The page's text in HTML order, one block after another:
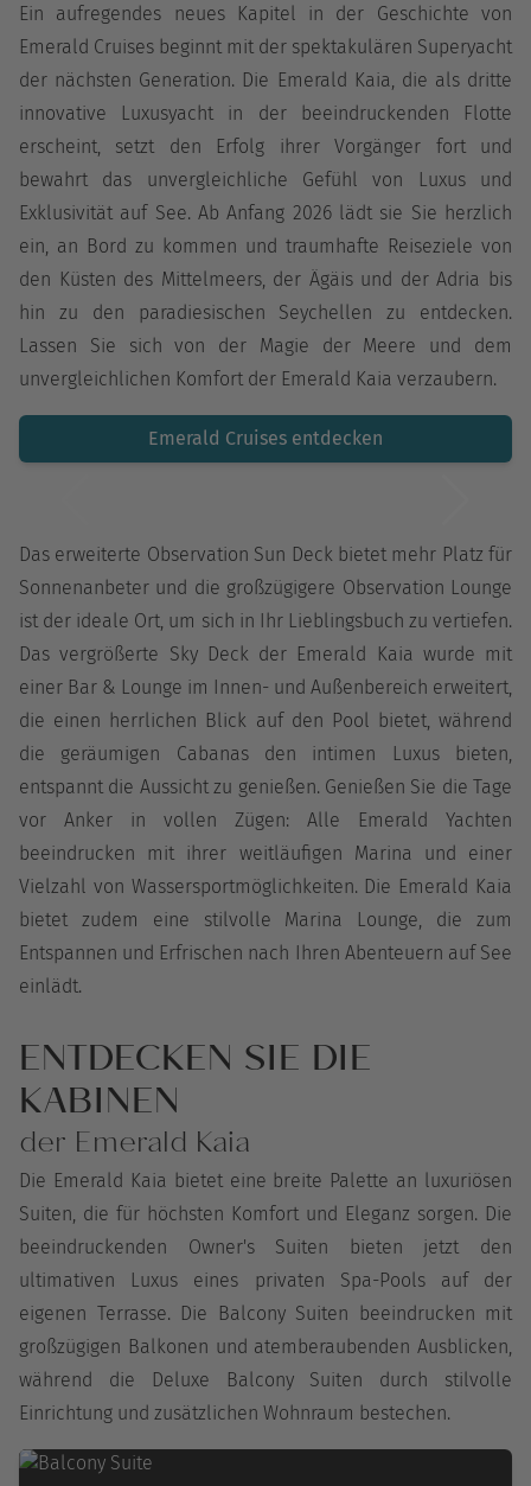
Ein aufregendes neues Kapitel in der Geschichte von
Emerald Cruises beginnt mit der spektakulären Superyacht
der nächsten Generation. Die Emerald Kaia, die als dritte
innovative Luxusyacht in der beeindruckenden Flotte
erscheint, setzt den Erfolg ihrer Vorgänger fort und
bewahrt das unvergleichliche Gefühl von Luxus und
Exklusivität auf See. Ab Anfang 2026 lädt sie Sie herzlich
ein, an Bord zu kommen und traumhafte Reiseziele von
den Küsten des Mittelmeers, der Ägäis und der Adria bis
hin zu den paradiesischen Seychellen zu entdecken.
Lassen Sie sich von der Magie der Meere und dem
unvergleichlichen Komfort der Emerald Kaia verzaubern.
Emerald Cruises entdecken
Das erweiterte Observation Sun Deck bietet mehr Platz für
Sonnenanbeter und die großzügigere Observation Lounge
ist der ideale Ort, um sich in Ihr Lieblingsbuch zu vertiefen.
Das vergrößerte Sky Deck der Emerald Kaia wurde mit
einer Bar & Lounge im Innen- und Außenbereich erweitert,
die einen herrlichen Blick auf den Pool bietet, während
die geräumigen Cabanas den intimen Luxus bieten,
entspannt die Aussicht zu genießen. Genießen Sie die Tage
vor Anker in vollen Zügen: Alle Emerald Yachten
beeindrucken mit ihrer weitläufigen Marina und einer
Vielzahl von Wassersportmöglichkeiten. Die Emerald Kaia
bietet zudem eine stilvolle Marina Lounge, die zum
Entspannen und Erfrischen nach Ihren Abenteuern auf See
einlädt.
ENTDECKEN SIE DIE
KABINEN
der Emerald Kaia
Die Emerald Kaia bietet eine breite Palette an luxuriösen
Suiten, die für höchsten Komfort und Eleganz sorgen. Die
beeindruckenden Owner's Suiten bieten jetzt den
ultimativen Luxus eines privaten Spa-Pools auf der
eigenen Terrasse. Die Balcony Suiten beeindrucken mit
großzügigen Balkonen und atemberaubenden Ausblicken,
während die Deluxe Balcony Suiten durch stilvolle
Einrichtung und zusätzlichen Wohnraum bestechen.